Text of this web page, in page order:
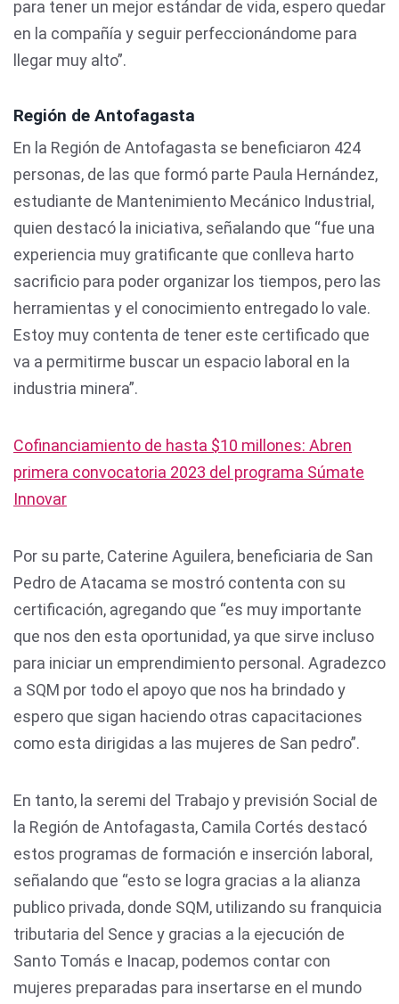
para tener un mejor estándar de vida, espero quedar
en la compañía y seguir perfeccionándome para
llegar muy alto”.
Región de Antofagasta
En la Región de Antofagasta se beneficiaron 424
personas, de las que formó parte Paula Hernández,
estudiante de Mantenimiento Mecánico Industrial,
quien destacó la iniciativa, señalando que “fue una
experiencia muy gratificante que conlleva harto
sacrificio para poder organizar los tiempos, pero las
herramientas y el conocimiento entregado lo vale.
Estoy muy contenta de tener este certificado que
va a permitirme buscar un espacio laboral en la
industria minera”.
Cofinanciamiento de hasta $10 millones: Abren
primera convocatoria 2023 del programa Súmate
Innovar
Por su parte, Caterine Aguilera, beneficiaria de San
Pedro de Atacama se mostró contenta con su
certificación, agregando que “es muy importante
que nos den esta oportunidad, ya que sirve incluso
para iniciar un emprendimiento personal. Agradezco
a SQM por todo el apoyo que nos ha brindado y
espero que sigan haciendo otras capacitaciones
como esta dirigidas a las mujeres de San pedro”.
En tanto, la seremi del Trabajo y previsión Social de
la Región de Antofagasta, Camila Cortés destacó
estos programas de formación e inserción laboral,
señalando que “esto se logra gracias a la alianza
publico privada, donde SQM, utilizando su franquicia
tributaria del Sence y gracias a la ejecución de
Santo Tomás e Inacap, podemos contar con
mujeres preparadas para insertarse en el mundo